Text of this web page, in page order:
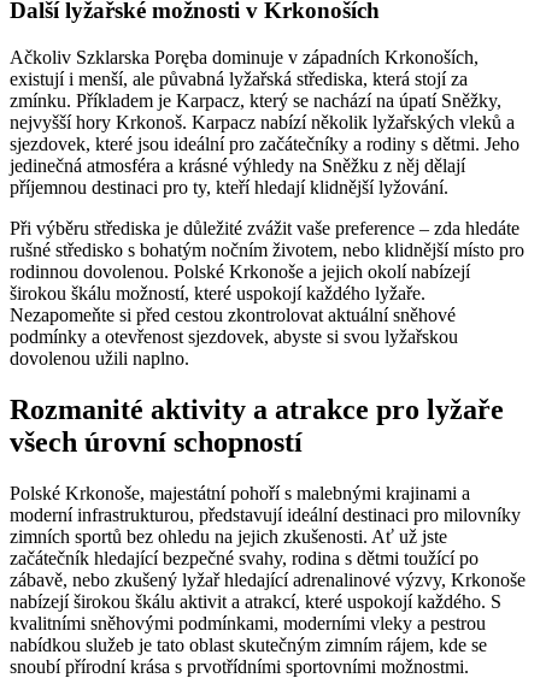
Další lyžařské možnosti v Krkonoších
Ačkoliv Szklarska Poręba dominuje v západních Krkonoších,
existují i menší, ale půvabná lyžařská střediska, která stojí za
zmínku. Příkladem je Karpacz, který se nachází na úpatí Sněžky,
nejvyšší hory Krkonoš. Karpacz nabízí několik lyžařských vleků a
sjezdovek, které jsou ideální pro začátečníky a rodiny s dětmi. Jeho
jedinečná atmosféra a krásné výhledy na Sněžku z něj dělají
příjemnou destinaci pro ty, kteří hledají klidnější lyžování.
Při výběru střediska je důležité zvážit vaše preference – zda hledáte
rušné středisko s bohatým nočním životem, nebo klidnější místo pro
rodinnou dovolenou. Polské Krkonoše a jejich okolí nabízejí
širokou škálu možností, které uspokojí každého lyžaře.
Nezapomeňte si před cestou zkontrolovat aktuální sněhové
podmínky a otevřenost sjezdovek, abyste si svou lyžařskou
dovolenou užili naplno.
Rozmanité aktivity a atrakce pro lyžaře
všech úrovní schopností
Polské Krkonoše, majestátní pohoří s malebnými krajinami a
moderní infrastrukturou, představují ideální destinaci pro milovníky
zimních sportů bez ohledu na jejich zkušenosti. Ať už jste
začátečník hledající bezpečné svahy, rodina s dětmi toužící po
zábavě, nebo zkušený lyžař hledající adrenalinové výzvy, Krkonoše
nabízejí širokou škálu aktivit a atrakcí, které uspokojí každého. S
kvalitními sněhovými podmínkami, moderními vleky a pestrou
nabídkou služeb je tato oblast skutečným zimním rájem, kde se
snoubí přírodní krása s prvotřídními sportovními možnostmi.